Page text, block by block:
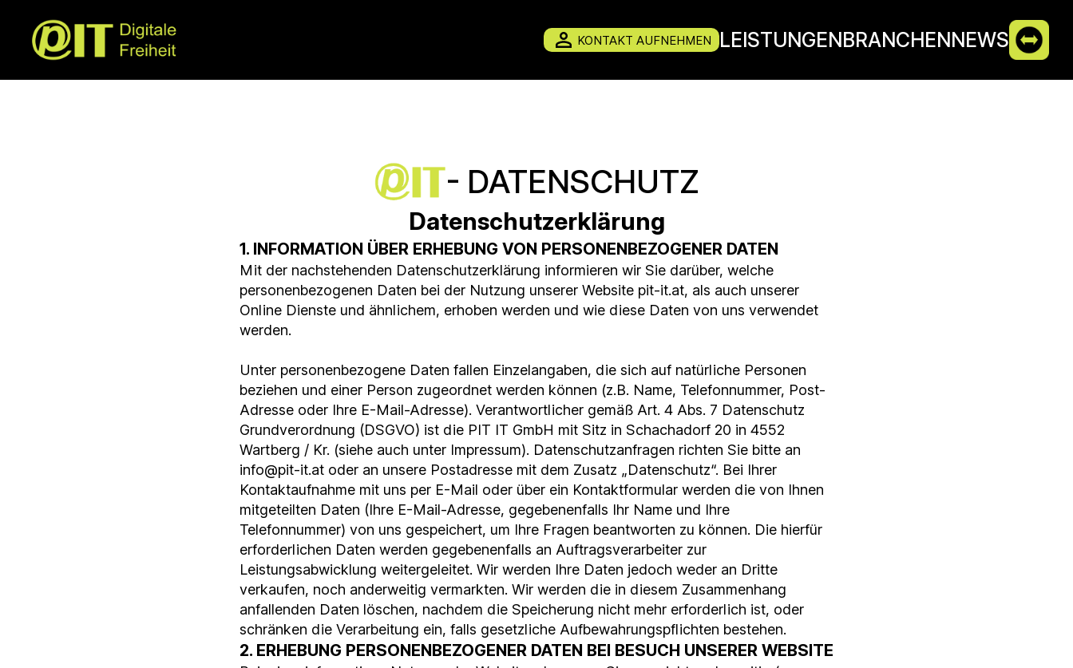
KONTAKT AUFNEHMEN LEISTUNGENBRANCHENNEWS
- DATENSCHUTZ
Datenschutzerklärung
1. INFORMATION ÜBER ERHEBUNG VON PERSONENBEZOGENER DATEN
Mit der nachstehenden Datenschutzerklärung informieren wir Sie darüber, welche
personenbezogenen Daten bei der Nutzung unserer Website pit-it.at, als auch unserer
Online Dienste und ähnlichem, erhoben werden und wie diese Daten von uns verwendet
werden.
Unter personenbezogene Daten fallen Einzelangaben, die sich auf natürliche Personen
beziehen und einer Person zugeordnet werden können (z.B. Name, Telefonnummer, Post-
Adresse oder Ihre E-Mail-Adresse). Verantwortlicher gemäß Art. 4 Abs. 7 Datenschutz
Grundverordnung (DSGVO) ist die PIT IT GmbH mit Sitz in Schachadorf 20 in 4552
Wartberg / Kr. (siehe auch unter Impressum). Datenschutzanfragen richten Sie bitte an
info@pit-it.at oder an unsere Postadresse mit dem Zusatz „Datenschutz“. Bei Ihrer
Kontaktaufnahme mit uns per E-Mail oder über ein Kontaktformular werden die von Ihnen
mitgeteilten Daten (Ihre E-Mail-Adresse, gegebenenfalls Ihr Name und Ihre
Telefonnummer) von uns gespeichert, um Ihre Fragen beantworten zu können. Die hierfür
erforderlichen Daten werden gegebenenfalls an Auftragsverarbeiter zur
Leistungsabwicklung weitergeleitet. Wir werden Ihre Daten jedoch weder an Dritte
verkaufen, noch anderweitig vermarkten. Wir werden die in diesem Zusammenhang
anfallenden Daten löschen, nachdem die Speicherung nicht mehr erforderlich ist, oder
schränken die Verarbeitung ein, falls gesetzliche Aufbewahrungspflichten bestehen.
2. ERHEBUNG PERSONENBEZOGENER DATEN BEI BESUCH UNSERER WEBSITE